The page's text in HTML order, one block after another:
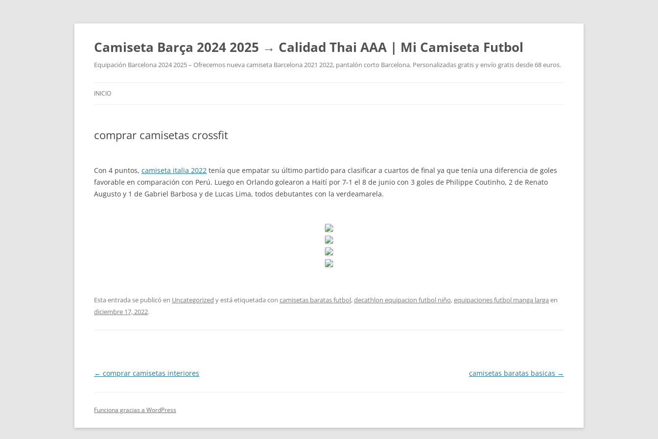
Camiseta Barça 2024 2025 → Calidad Thai AAA | Mi Camiseta Futbol
Equipación Barcelona 2024 2025 – Ofrecemos nueva camiseta Barcelona 2021 2022, pantalón corto Barcelona. Personalizadas gratis y envío gratis desde 68 euros.
INICIO
comprar camisetas crossfit
Con 4 puntos, camiseta italia 2022 tenía que empatar su último partido para clasificar a cuartos de final ya que tenía una diferencia de goles
favorable en comparación con Perú. Luego en Orlando golearon a Haití por 7-1 el 8 de junio con 3 goles de Philippe Coutinho, 2 de Renato
Augusto y 1 de Gabriel Barbosa y de Lucas Lima, todos debutantes con la verdeamarela.
Esta entrada se publicó en Uncategorized y está etiquetada con camisetas baratas futbol,decathlon equipacion futbol niño,equipaciones futbol manga larga en
diciembre 17, 2022.
Navegación
← comprar camisetas interiores camisetas baratas basicas →
Funciona gracias a WordPress